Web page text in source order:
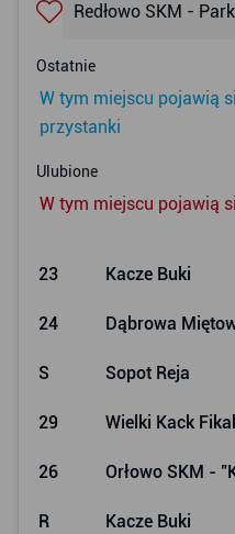
Ostatnie
W tym miejscu pojawią
przystanki
Ulubione
W tym miejscu pojawią
23 Kacze Buki
24 Dąbrowa
S Sopot Reja
29 Wielki Kack
26 Orłowo SKM -
R Kacze Buki